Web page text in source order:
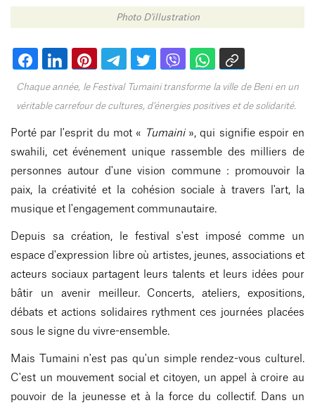
Photo D'illustration
Chaque année, le Festival Tumaini transforme la ville de Beni en un
véritable carrefour de cultures, d’énergies positives et de solidarité.
Porté par l'esprit du mot « Tumaini», qui signifie espoir en
swahili, cet événement unique rassemble des milliers de
personnes autour d'une vision commune : promouvoir la
paix, la créativité et la cohésion sociale à travers l'art, la
musique et l'engagement communautaire.
Depuis sa création, le festival s'est imposé comme un
espace d'expression libre où artistes, jeunes, associations et
acteurs sociaux partagent leurs talents et leurs idées pour
bâtir un avenir meilleur. Concerts, ateliers, expositions,
débats et actions solidaires rythment ces journées placées
sous le signe du vivre-ensemble.
Mais Tumaini n'est pas qu'un simple rendez-vous culturel.
C'est un mouvement social et citoyen, un appel à croire au
pouvoir de la jeunesse et à la force du collectif. Dans un